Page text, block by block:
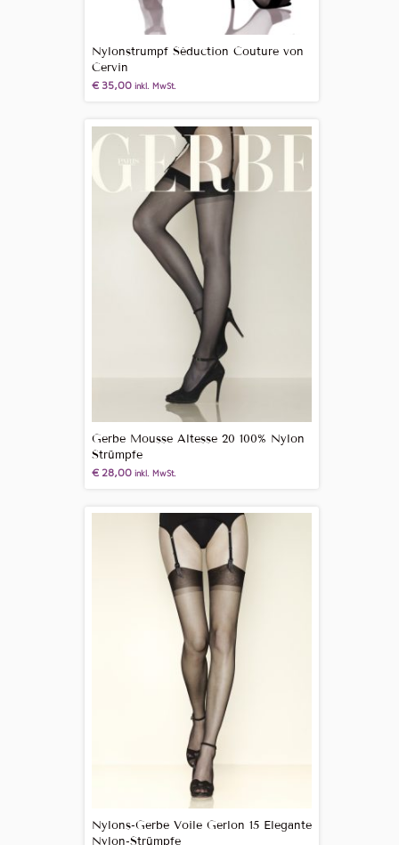
Nylonstrumpf Séduction Couture von
Cervin
€35,00 inkl. MwSt.
Gerbe Mousse Altesse 20 100% Nylon
Strümpfe
€28,00 inkl. MwSt.
Nylons-Gerbe Voile Gerlon 15 Elegante
Nylon-Strümpfe